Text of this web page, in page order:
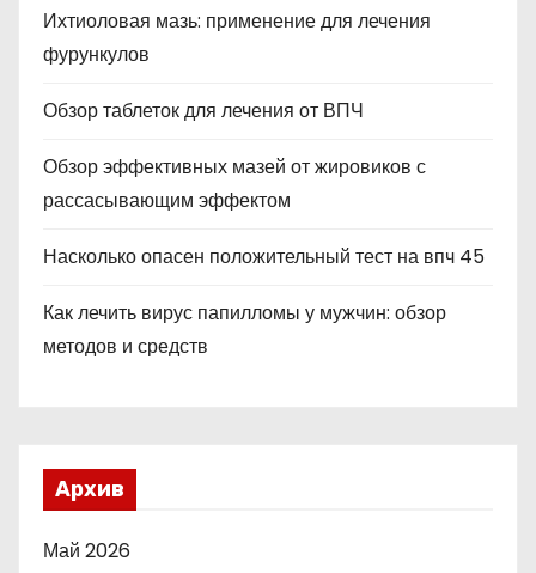
Ихтиоловая мазь: применение для лечения
фурункулов
Обзор таблеток для лечения от ВПЧ
Обзор эффективных мазей от жировиков с
рассасывающим эффектом
Насколько опасен положительный тест на впч 45
Как лечить вирус папилломы у мужчин: обзор
методов и средств
Архив
Май 2026